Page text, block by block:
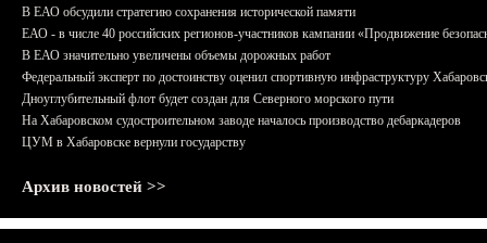
В ЕАО обсудили стратегию сохранения исторической памяти
ЕАО - в числе 40 российских регионов-участников кампании «Продвижение
В ЕАО значительно увеличены объемы дорожных работ
Федеральный эксперт по достоинству оценил спортивную инфраструктуру
Дноуглубительный флот будет создан для Северного морского пути
На Хабаровском судостроительном заводе началось производство дебаркадеров
ЦУМ в Хабаровске вернули государству
Архив новостей >>